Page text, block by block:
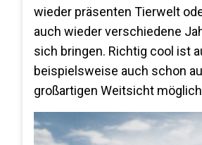
wieder präsenten Tierwelt
auch wieder verschiedene
sich bringen. Richtig cool ist
beispielsweise auch schon
großartigen Weitsicht